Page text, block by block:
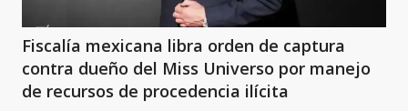
Fiscalía mexicana libra orden de captura
contra dueño del Miss Universo por manejo
de recursos de procedencia ilícita